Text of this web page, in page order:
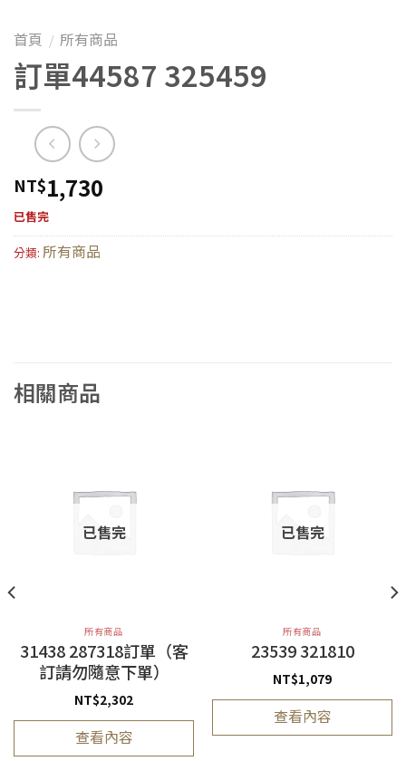
首頁 / 所有商品
訂單44587 325459
NT$1,730
已售完
分類: 所有商品
相關商品
已售完
所有商品
31438 287318訂單（客
訂請勿隨意下單）
NT$2,302
查看內容
已售完
所有商品
23539 321810
NT$1,079
查看內容